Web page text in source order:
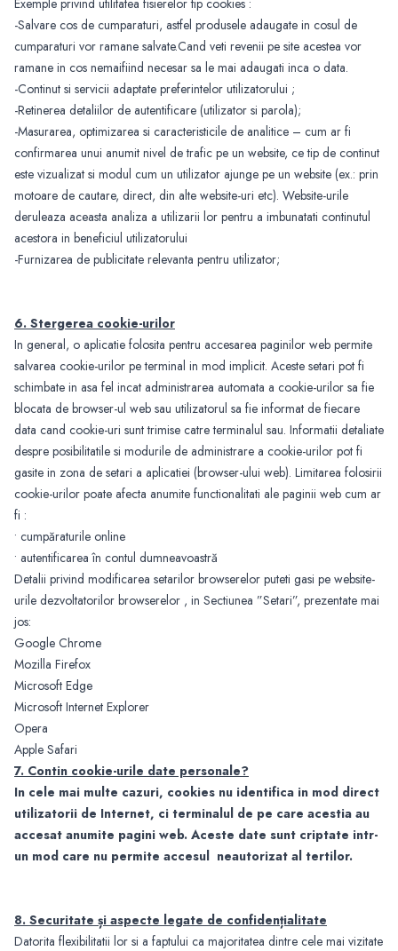
Exemple privind utilitatea fisierelor tip cookies :
-Salvare cos de cumparaturi, astfel produsele adaugate in cosul de
cumparaturi vor ramane salvate.Cand veti revenii pe site acestea vor
ramane in cos nemaifiind necesar sa le mai adaugati inca o data.
-Continut si servicii adaptate preferintelor utilizatorului ;
-Retinerea detaliilor de autentificare (utilizator si parola);
-Masurarea, optimizarea si caracteristicile de analitice – cum ar fi
confirmarea unui anumit nivel de trafic pe un website, ce tip de continut
este vizualizat si modul cum un utilizator ajunge pe un website (ex.: prin
motoare de cautare, direct, din alte website-uri etc). Website-urile
deruleaza aceasta analiza a utilizarii lor pentru a imbunatati continutul
acestora in beneficiul utilizatorului
-Furnizarea de publicitate relevanta pentru utilizator;
6. Stergerea cookie-urilor
In general, o aplicatie folosita pentru accesarea paginilor web permite
salvarea cookie-urilor pe terminal in mod implicit. Aceste setari pot fi
schimbate in asa fel incat administrarea automata a cookie-urilor sa fie
blocata de browser-ul web sau utilizatorul sa fie informat de fiecare
data cand cookie-uri sunt trimise catre terminalul sau. Informatii detaliate
despre posibilitatile si modurile de administrare a cookie-urilor pot fi
gasite in zona de setari a aplicatiei (browser-ului web). Limitarea folosirii
cookie-urilor poate afecta anumite functionalitati ale paginii web cum ar
fi :
• cumpăraturile online
• autentificarea în contul dumneavoastră
Detalii privind modificarea setarilor browserelor puteti gasi pe website-
urile dezvoltatorilor browserelor , in Sectiunea ”Setari”, prezentate mai
jos:
Google Chrome
Mozilla Firefox
Microsoft Edge
Microsoft Internet Explorer
Opera
Apple Safari
7. Contin cookie-urile date personale?
In cele mai multe cazuri, cookies nu identifica in mod direct
utilizatorii de Internet, ci terminalul de pe care acestia au
accesat anumite pagini web. Aceste date sunt criptate intr-
un mod care nu permite accesul neautorizat al tertilor.
8. Securitate și aspecte legate de confidențialitate
Datorita flexibilitatii lor si a faptului ca majoritatea dintre cele mai vizitate